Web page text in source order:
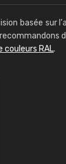
basée sur
couleurs RAL.